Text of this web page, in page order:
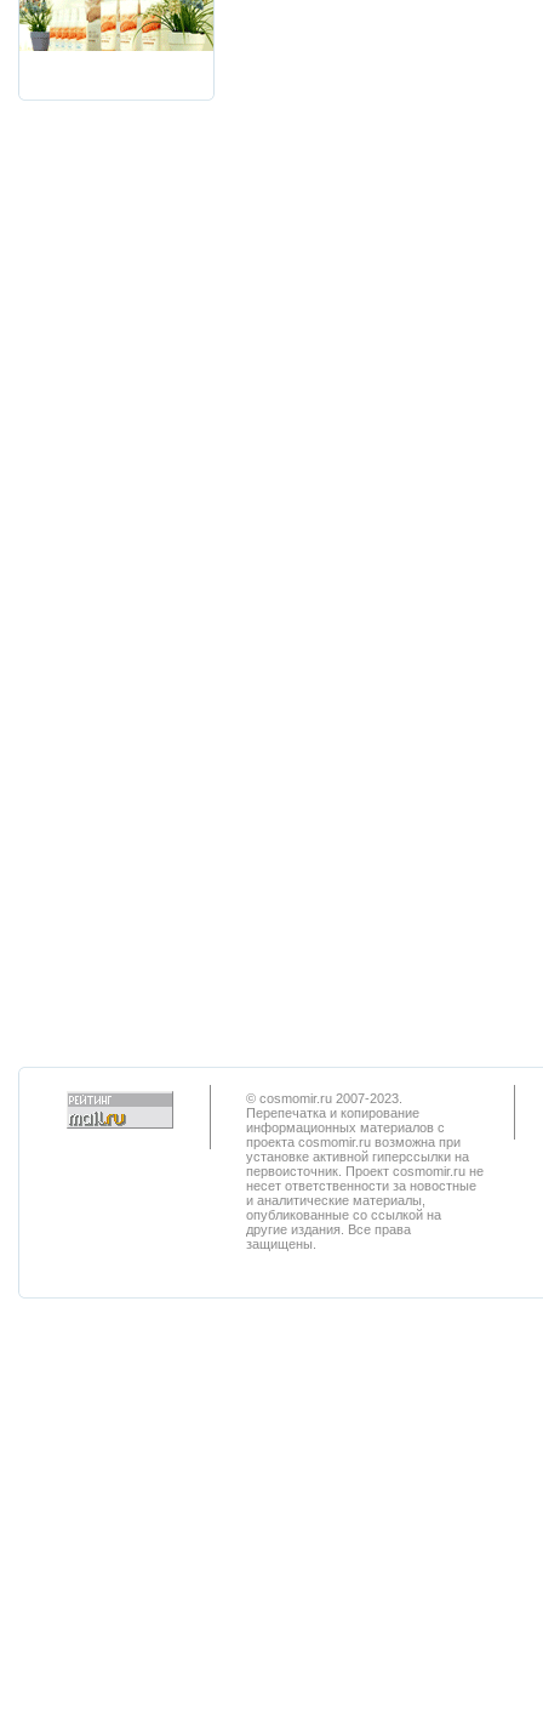
© cosmomir.ru 2007-2023.
Перепечатка и копирование
информационных материалов с
проекта cosmomir.ru возможна при
установке активной гиперссылки на
первоисточник. Проект cosmomir.ru не
несет ответственности за новостные
и аналитические материалы,
опубликованные со ссылкой на
другие издания. Все права
защищены.